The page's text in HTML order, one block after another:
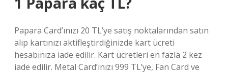
Papara Card’ınızı 20 TL’ye satış noktalarından satın
alıp kartınızı aktifleştirdiğinizde kart ücreti
hesabınıza iade edilir. Kart ücretleri en fazla 2 kez
iade edilir. Metal Card’ınızı 999 TL’ye, Fan Card ve